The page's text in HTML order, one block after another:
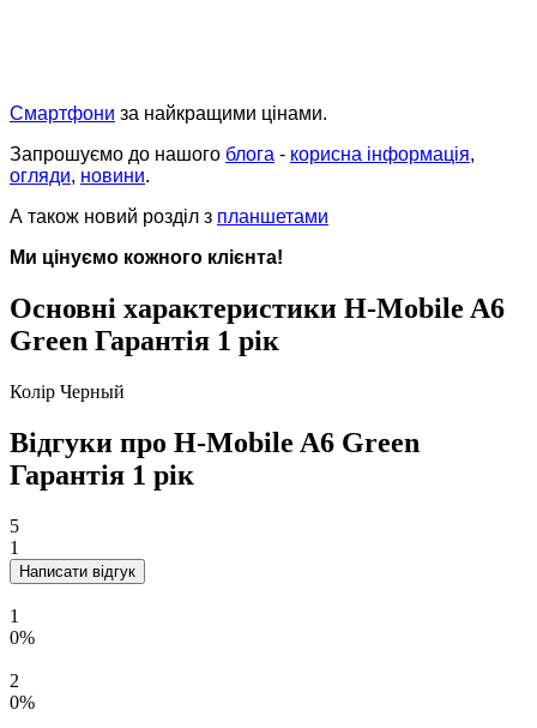
Смартфони за найкращими цінами.
Запрошуємо до нашого блога - корисна інформація,
огляди, новини.
А також новий розділ з планшетами
Ми цінуємо кожного клієнта!
Основні характеристики H-Mobile A6
Green Гарантія 1 рік
Колір Черный
Відгуки про H-Mobile A6 Green
Гарантія 1 рік
5
1
Написати відгук
1
0%
2
0%